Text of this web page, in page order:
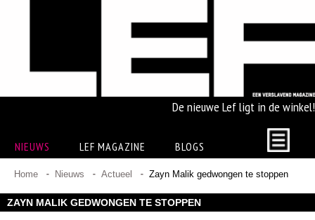
De nieuwe Lef ligt in de winkel!
NIEUWS LEF MAGAZINE BLOGS
Home Nieuws Actueel Zayn Malik gedwongen te stoppen
ZAYN MALIK GEDWONGEN TE STOPPEN